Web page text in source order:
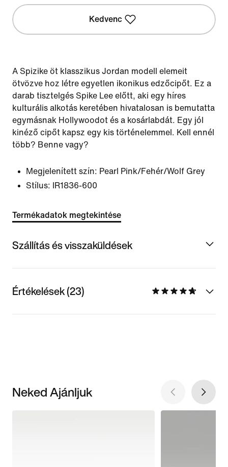
Kedvenc
A Spizike öt klasszikus Jordan modell elemeit
ötvözve hoz létre egyetlen ikonikus edzőcipőt. Ez a
darab tisztelgés Spike Lee előtt, aki egy híres
kulturális alkotás keretében hivatalosan is bemutatta
egymásnak Hollywoodot és a kosárlabdát. Egy jól
kinéző cipőt kapsz egy kis történelemmel. Kell ennél
több? Benne vagy?
Megjelenített szín: Pearl Pink/Fehér/Wolf Grey
Stílus:
IR1836-600
Termékadatok megtekintése
Szállítás és visszaküldések
Értékelések (23)
Neked Ajánljuk